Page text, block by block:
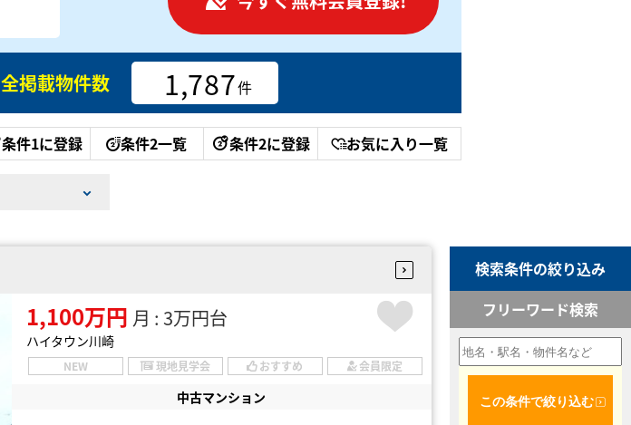
全掲載物件数 1,787件
条件1に登録 条件2一覧 条件2に登録 お気に入り一覧
1,100万円 月 : 3万円台
ハイタウン川崎
NEW 現地見学会 おすすめ 会員限定
中古マンション
検索条件の絞り込み
フリーワード検索
この条件で絞り込む